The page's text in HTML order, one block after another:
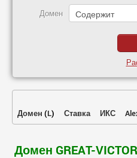
Домен
Домен (L) Ставка ИКС
Домен GREAT-